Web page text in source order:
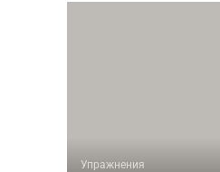
Упражнения